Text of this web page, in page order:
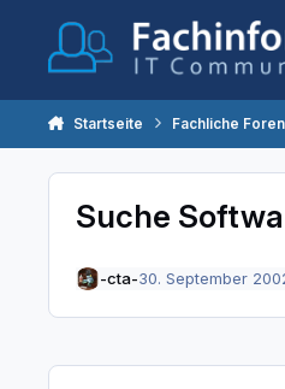
Startseite Fachliche
Suche
-cta-30. September